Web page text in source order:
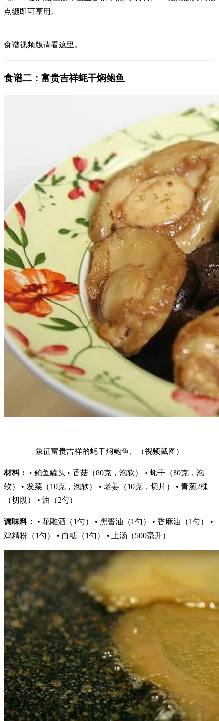
点缀即可享用。
食谱视频版请看这里。
食谱二：富贵吉祥蚝干焖鲍鱼
象征富贵吉祥的蚝干焖鲍鱼。（视频截图）
材料：
• 鲍鱼罐头 • 香菇（80克，泡软） • 蚝干（80克，泡
软） • 发菜（10克，泡软） • 老姜（10克，切片） • 青葱2棵
（切段） • 油（2勺）
调味料：
• 花雕酒（1勺） • 黑酱油（1勺） • 香麻油（1勺） •
鸡精粉（1勺） • 白糖（1勺） • 上汤（500毫升）